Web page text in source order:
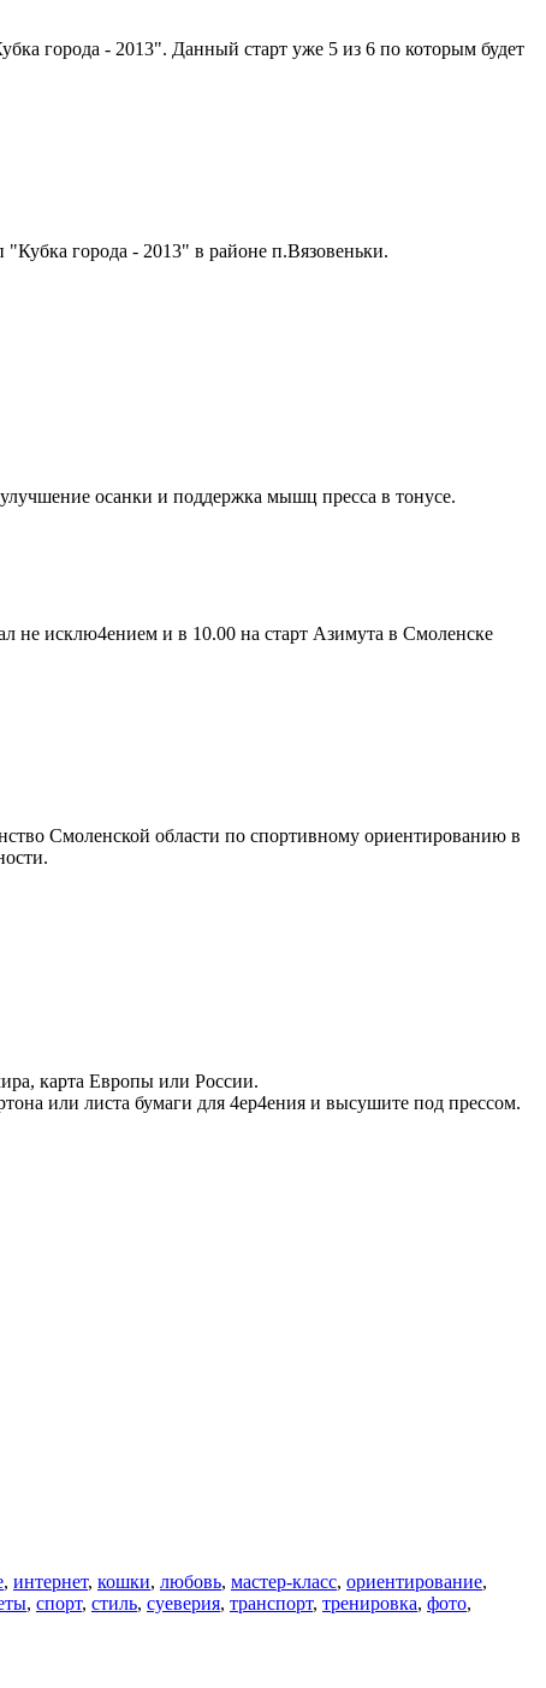
города - 2013". Данный старт уже 5 из 6 по которым будет
"Кубка города - 2013" в районе п.Вязовеньки.
осанки и поддержка мышц пресса в тонусе.
не исклю4ением и в 10.00 на старт Азимута в Смоленске
Смоленской области по спортивному ориентированию в
карта Европы или России.
или листа бумаги для 4ер4ения и высушите под прессом.
, интернет, кошки, любовь, мастер-класс, ориентирование,
, спорт, стиль, суеверия, транспорт, тренировка, фото,